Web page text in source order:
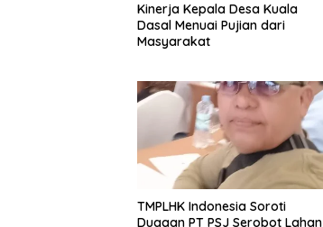
Kinerja Kepala Desa Kuala
Dasal Menuai Pujian dari
Masyarakat
TMPLHK Indonesia Soroti
Dugaan PT PSJ Serobot Lahan